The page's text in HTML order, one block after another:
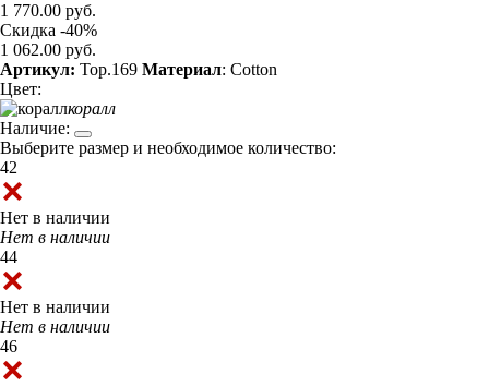
1 770.00 руб.
Скидка -40%
1 062.00 руб.
Артикул: Top.169 Материал: Cotton
Цвет:
коралл
Наличие:
Выберите размер и необходимое количество:
42
Нет в наличии
Нет в наличии
44
Нет в наличии
Нет в наличии
46